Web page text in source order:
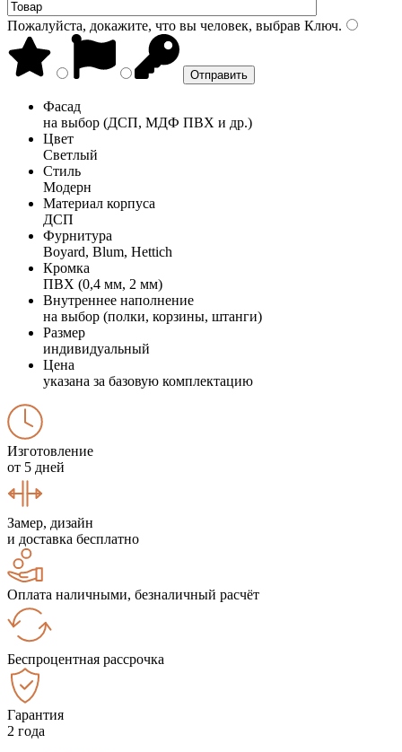
Пожалуйста, докажите, что вы человек, выбрав Ключ.
Фасад
на выбор (ДСП, МДФ ПВХ и др.)
Цвет
Светлый
Стиль
Модерн
Материал корпуса
ДСП
Фурнитура
Boyard, Blum, Hettich
Кромка
ПВХ (0,4 мм, 2 мм)
Внутреннее наполнение
на выбор (полки, корзины, штанги)
Размер
индивидуальный
Цена
указана за базовую комплектацию
Изготовление
от 5 дней
Замер, дизайн
и доставка бесплатно
Оплата наличными, безналичный расчёт
Беспроцентная рассрочка
Гарантия
2 года